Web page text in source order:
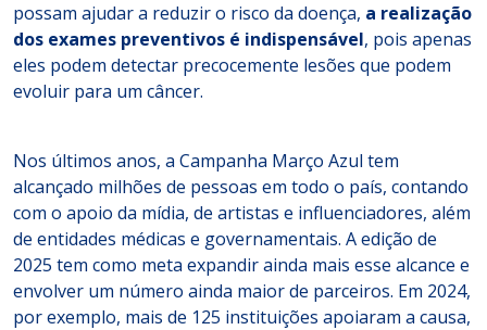
possam ajudar a reduzir o risco da doença, a realização
dos exames preventivos é indispensável, pois apenas
eles podem detectar precocemente lesões que podem
evoluir para um câncer.
Nos últimos anos, a Campanha Março Azul tem
alcançado milhões de pessoas em todo o país, contando
com o apoio da mídia, de artistas e influenciadores, além
de entidades médicas e governamentais. A edição de
2025 tem como meta expandir ainda mais esse alcance e
envolver um número ainda maior de parceiros. Em 2024,
por exemplo, mais de 125 instituições apoiaram a causa,